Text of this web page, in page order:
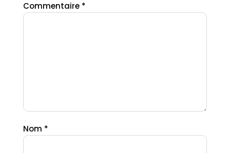
Commentaire *
Nom *